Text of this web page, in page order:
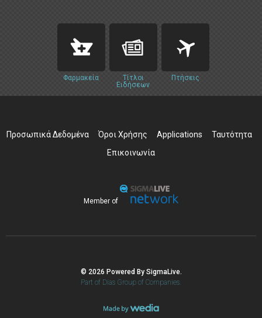
Φαρμακεία
Τίτλοι
Ειδήσεων
Πτήσεις
Προσωπικά Δεδομένα Όροι Χρήσης Applications
Ταυτότητα
Επικοινωνία
Member of
© 2026 Powered By SigmaLive.
Part of Dias Group of Companies.